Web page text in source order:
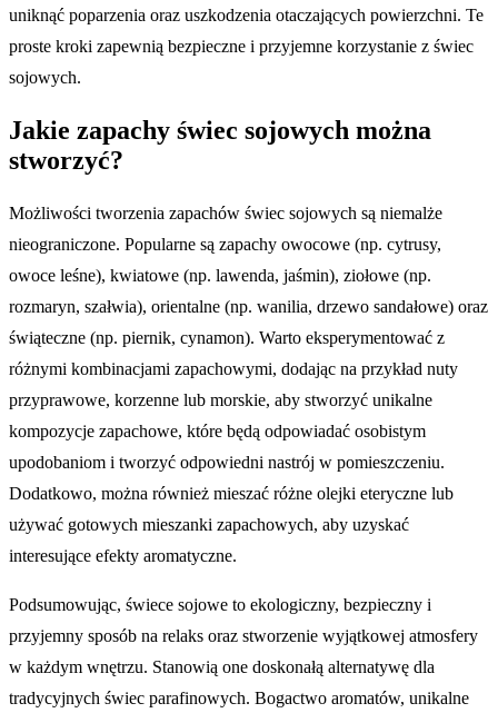
uniknąć poparzenia oraz uszkodzenia otaczających powierzchni. Te
proste kroki zapewnią bezpieczne i przyjemne korzystanie z świec
sojowych.
Jakie zapachy świec sojowych można
stworzyć?
Możliwości tworzenia zapachów świec sojowych są niemalże
nieograniczone. Popularne są zapachy owocowe (np. cytrusy,
owoce leśne), kwiatowe (np. lawenda, jaśmin), ziołowe (np.
rozmaryn, szałwia), orientalne (np. wanilia, drzewo sandałowe) oraz
świąteczne (np. piernik, cynamon). Warto eksperymentować z
różnymi kombinacjami zapachowymi, dodając na przykład nuty
przyprawowe, korzenne lub morskie, aby stworzyć unikalne
kompozycje zapachowe, które będą odpowiadać osobistym
upodobaniom i tworzyć odpowiedni nastrój w pomieszczeniu.
Dodatkowo, można również mieszać różne olejki eteryczne lub
używać gotowych mieszanki zapachowych, aby uzyskać
interesujące efekty aromatyczne.
Podsumowując, świece sojowe to ekologiczny, bezpieczny i
przyjemny sposób na relaks oraz stworzenie wyjątkowej atmosfery
w każdym wnętrzu. Stanowią one doskonałą alternatywę dla
tradycyjnych świec parafinowych. Bogactwo aromatów, unikalne